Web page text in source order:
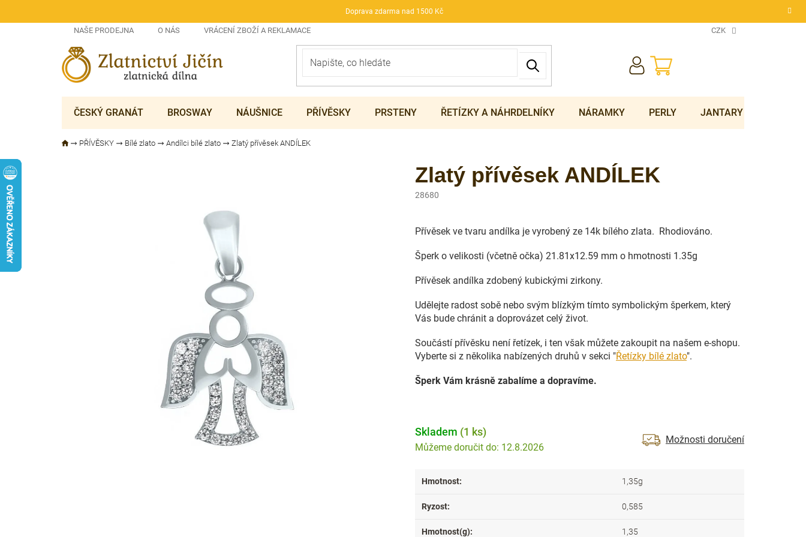
Doprava zdarma nad 1500 Kč
NAŠE PRODEJNA O NÁS VRÁCENÍ ZBOŽÍ A REKLAMACE CZK
NÁKUPNÍ
KOŠÍK
ČESKÝ GRANÁT BROSWAY NÁUŠNICE PŘÍVĚSKY PRSTENY ŘETÍZKY A NÁHRDELNÍKY NÁRAMKY PERLY JANTARY
PŘÍVĚSKY Bílé zlato Andílci bílé zlato Zlatý přívěsek ANDÍLEK
Přívěsek ve tvaru andílka je vyrobený ze 14k bílého zlata. Rhodiováno.
Šperk o velikosti (včetně očka) 21.81x12.59 mm o hmotnosti 1.35g
Přívěsek andílka zdobený kubickými zirkony.
Udělejte radost sobě nebo svým blízkým tímto symbolickým šperkem, který
Vás bude chránit a doprovázet celý život.
Součástí přívěsku není řetízek, i ten však můžete zakoupit na našem e-shopu.
Vyberte si z několika nabízených druhů v sekci "Řetízky bílé zlato".
Šperk Vám krásně zabalíme a dopravíme.
Zlatý přívěsek ANDÍLEK
28680
Skladem (1 ks)
12.8.2026
Možnosti doručení
Hmotnost: 1,35g
Ryzost: 0,585
Hmotnost(g): 1,35